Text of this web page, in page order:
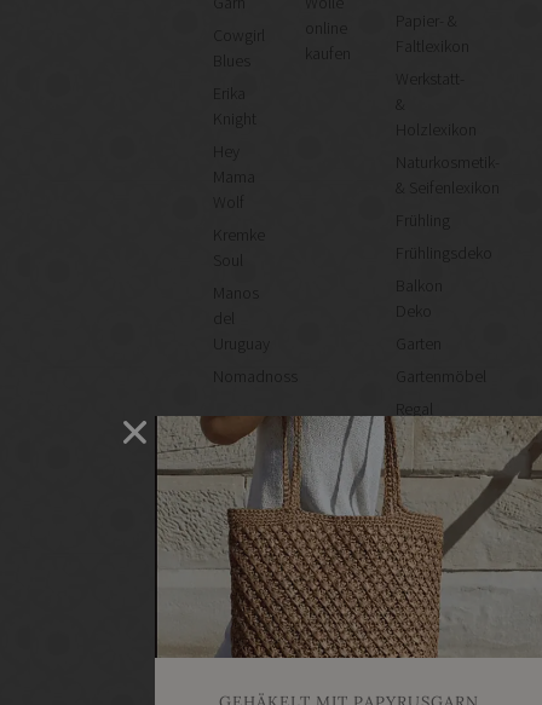
Cowgirl
Knight
Mama
Wolf
Kremke
Manos
Uruguay
Nomadnoss
kaufen
Papier- &
Faltlexikon
Werkstatt-
&
Holzlexikon
Naturkosmetik-
& Seifenlexikon
Frühling
Frühlingsdeko
Balkon
Deko
Garten
Gartenmöbel
Regal
selber
machen
Heimwerken
Renovieren
DIY
GESCHÄFTE
Bastelbedarf
Stoffgeschäfte